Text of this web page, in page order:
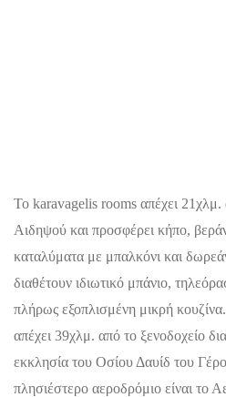
Το karavagelis rooms απέχει 21χλμ.
Αιδηψού και προσφέρει κήπο,
καταλύματα με μπαλκόνι και
διαθέτουν ιδιωτικό μπάνιο,
πλήρως εξοπλισμένη μικρή
απέχει 39χλμ. από το ξενοδοχείο
εκκλησία του Οσίου Δαυίδ του
πλησιέστερο αεροδρόμιο είναι το